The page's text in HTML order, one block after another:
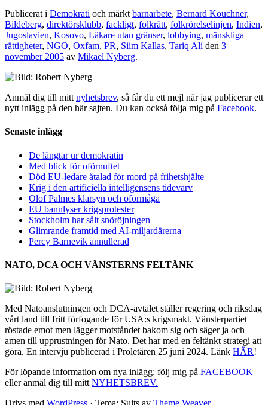
Publicerat i Demokrati och märkt barnarbete, Bernard Kouchner,
Bildeberg, direktörsklubb, fackligt, folkrätt, folkrörelselinjen, Indien,
Jugoslavien, Kosovo, Läkare utan gränser, lobbying, mänskliga
rättigheter, NGO, Oxfam, PR, Siim Kallas, Tariq Ali den 3
november 2005 av Mikael Nyberg.
Anmäl dig till mitt nyhetsbrev, så får du ett mejl när jag publicerar ett
nytt inlägg på den här sajten. Du kan också följa mig på Facebook.
Senaste inlägg
De längtar ur demokratin
Med blick för oförnuftet
Död EU-ledare åtalad för mord på frihetshjälte
Krig i den artificiella intelligensens tidevarv
Olof Palmes klarsyn och oförmåga
EU bannlyser krigsprotester
Stockholm har sålt snöröjningen
Glimrande framtid med AI-miljardärerna
Percy Barnevik annullerad
NATO, DCA OCH VÄNSTERNS FELTÄNK
Med Natoanslutningen och DCA-avtalet ställer regering och riksdag
vårt land till fritt förfogande för USA:s krigsmakt. Vänsterpartiet
röstade emot men lägger motståndet bakom sig och säger ja och
amen till upprustningen för Nato. Det har med en feltänkt strategi att
göra. En intervju publicerad i Proletären 25 juni 2024. Länk HÄR!
För löpande information om nya inlägg: följ mig på FACEBOOK
eller anmäl dig till mitt NYHETSBREV.